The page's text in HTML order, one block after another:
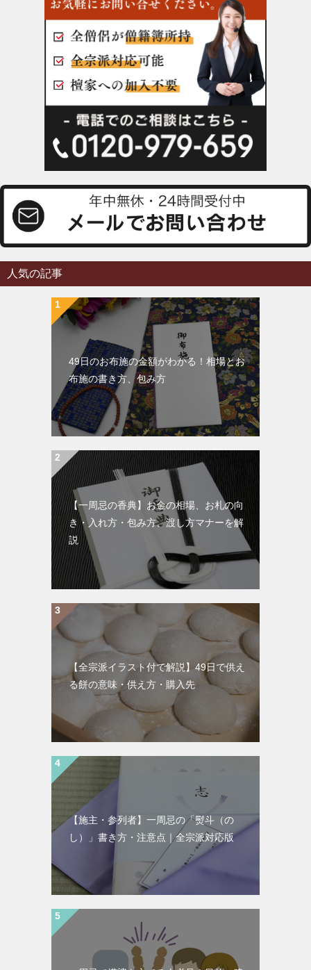
人気の記事
49日のお布施の金額がわかる！相場とお
布施の書き方、包み方
【一周忌の香典】お金の相場、お札の向
き・入れ方・包み方、渡し方マナーを解
説
【全宗派イラスト付で解説】49日で供え
る餅の意味・供え方・購入先
【施主・参列者】一周忌の「熨斗（の
し）」書き方・注意点｜全宗派対応版